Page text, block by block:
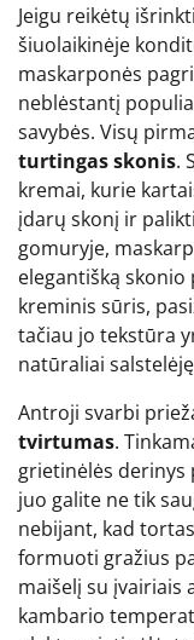
Jeigu reikėtų
šiuolaikinėje
maskarponės
neblėstantį
savybės. Visų
turtingas skonis.
kremai, kurie
įdarų skonį ir
gomuryje,
elegantišką
kreminis sūris,
tačiau jo tekstūra
natūraliai
Antroji svarbi
tvirtumas.
grietinėlės derinys
juo galite ne tik
nebijant, kad
formuoti gražius
maišelį su įvairiais
kambario